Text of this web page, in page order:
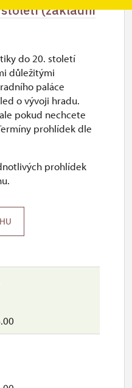
století (základní
do 20. století
důležitými
paláce
o vývoji hradu.
pokud nechcete
prohlídek dle
prohlídek